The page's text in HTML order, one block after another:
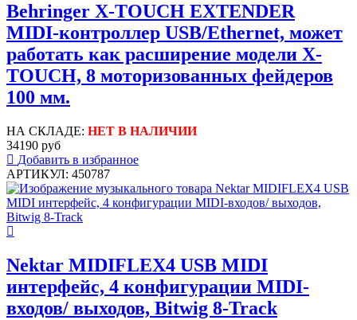
Behringer X-TOUCH EXTENDER
MIDI-контроллер USB/Ethernet, может
работать как расширение модели X-
TOUCH, 8 моторизованных фейдеров
100 мм.
НА СКЛАДЕ: НЕТ В НАЛИЧИИ
34190 руб
Добавить в избранное
АРТИКУЛ: 450787
Nektar MIDIFLEX4 USB MIDI
интерфейc, 4 конфигурации MIDI-
входов/ выходов, Bitwig 8-Track